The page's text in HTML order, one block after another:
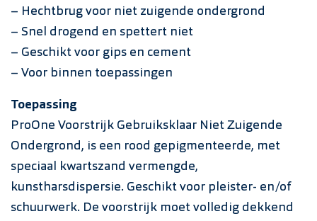
– Hechtbrug voor niet zuigende ondergrond
– Snel drogend en spettert niet
– Geschikt voor gips en cement
– Voor binnen toepassingen
Toepassing
ProOne Voorstrijk Gebruiksklaar Niet Zuigende
Ondergrond, is een rood gepigmenteerde, met
speciaal kwartszand vermengde,
kunstharsdispersie. Geschikt voor pleister- en/of
schuurwerk. De voorstrijk moet volledig dekkend